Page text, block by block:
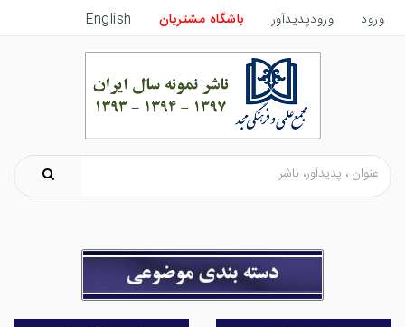
ورود ورودپدیدآور باشگاه مشتریان English